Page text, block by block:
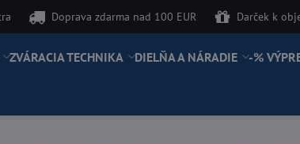
Doprava zdarma nad 100 EUR Darček k
ZVÁRACIA TECHNIKA DIELŇA A NÁRADIE -%